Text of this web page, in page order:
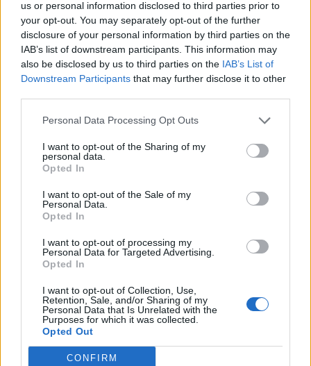
us or personal information disclosed to third parties prior to
your opt-out. You may separately opt-out of the further
disclosure of your personal information by third parties on the
IAB’s list of downstream participants. This information may
also be disclosed by us to third parties on the IAB’s List of
Downstream Participants that may further disclose it to other
Personal Data Processing Opt Outs
I want to opt-out of the Sharing of my
personal data.
Opted In
I want to opt-out of the Sale of my
Personal Data.
Opted In
I want to opt-out of processing my
Personal Data for Targeted Advertising.
Opted In
I want to opt-out of Collection, Use,
Retention, Sale, and/or Sharing of my
Personal Data that Is Unrelated with the
Purposes for which it was collected.
Opted Out
CONFIRM